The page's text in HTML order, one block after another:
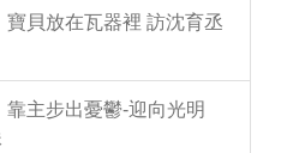
貝放在瓦器裡 訪沈育丞
主步出憂鬱-迎向光明